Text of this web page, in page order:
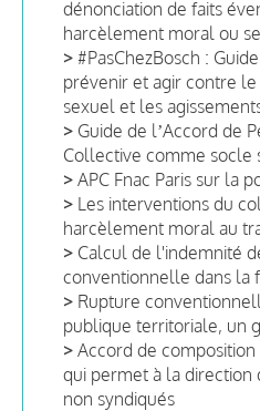
dénonciation de faits
harcèlement moral ou
> #PasChezBosch :
prévenir et agir contre
sexuel et les
> Guide de lʼAccord de
Collective comme socle
> APC Fnac Paris sur la
> Les interventions du
harcèlement moral au
> Calcul de l'indemnité
conventionnelle dans la
> Rupture
publique territoriale, un
> Accord de composition
qui permet à la direction
non syndiqués